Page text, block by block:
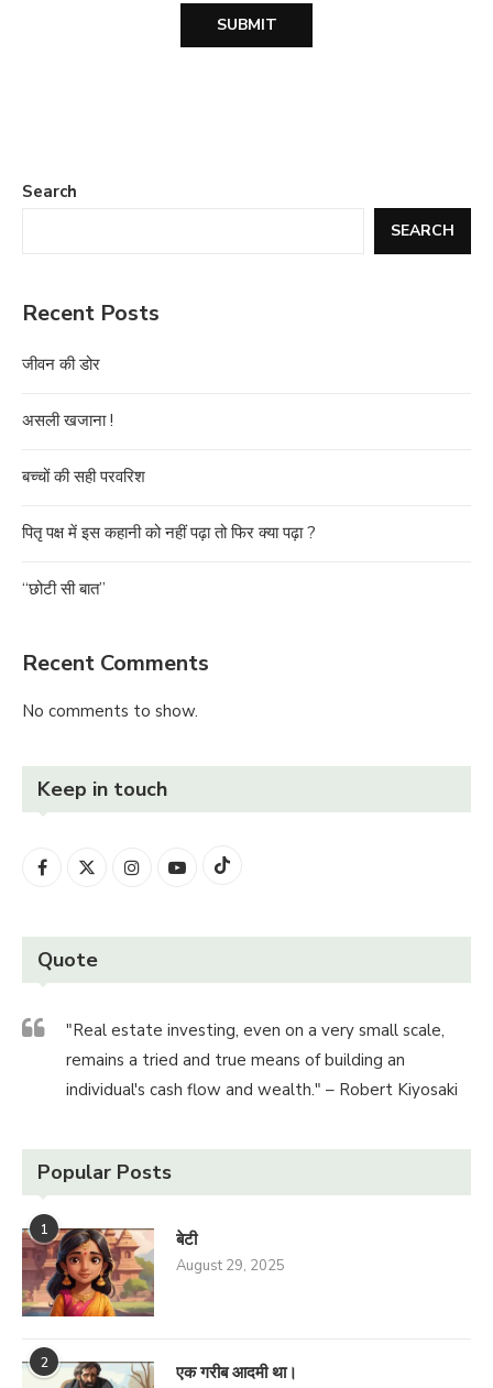
Search
SEARCH
Recent Posts
जीवन की डोर
असली खजाना !
बच्चों की सही परवरिश
पितृ पक्ष में इस कहानी को नहीं पढ़ा तो फिर क्या पढ़ा ?
“छोटी सी बात”
Recent Comments
No comments to show.
Keep in touch
Quote
"Real estate investing, even on a very small scale,
remains a tried and true means of building an
individual's cash flow and wealth." – Robert Kiyosaki
Popular Posts
1 बेटी
August 29, 2025
2 एक गरीब आदमी था।